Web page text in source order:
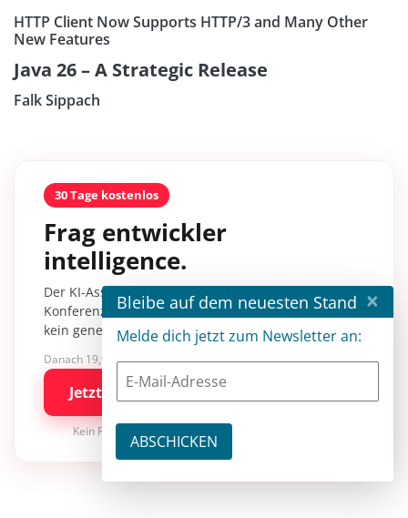
HTTP Client Now Supports HTTP/3 and Many Other
New Features
Java 26 – A Strategic Release
Falk Sippach
30 Tage kostenlos
Frag entwickler
intelligence.
Der KI-Assistent mit über 30.000 Inhalten aus
Konferenzsessions, Fachartikeln und Tutorials –
kein generisches KI-Wissen.
Danach 19,90 €/Monat mit entwickler.de BASIC
Jetzt kostenlos testen
Kein Risiko · jederzeit kündbar
Bleibe auf dem neuesten Stand ×
Melde dich jetzt zum Newsletter an: